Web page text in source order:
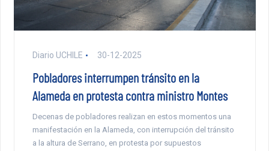
Diario UCHILE 30-12-2025
Pobladores interrumpen tránsito en la
Alameda en protesta contra ministro Montes
Decenas de pobladores realizan en estos momentos una
manifestación en la Alameda, con interrupción del tránsito
a la altura de Serrano, en protesta por supuestos